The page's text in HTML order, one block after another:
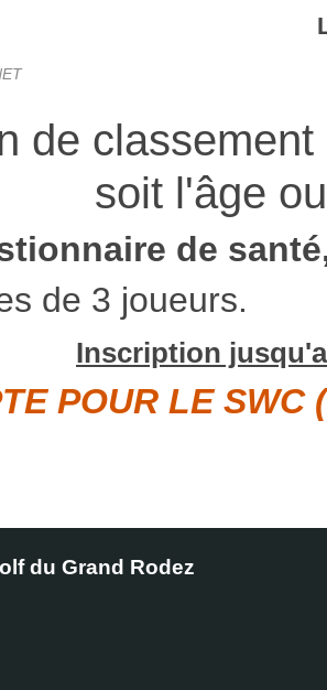
de
soit l'âge
de
de 3 joueurs.
Inscription
POUR LE
du Grand Rodez